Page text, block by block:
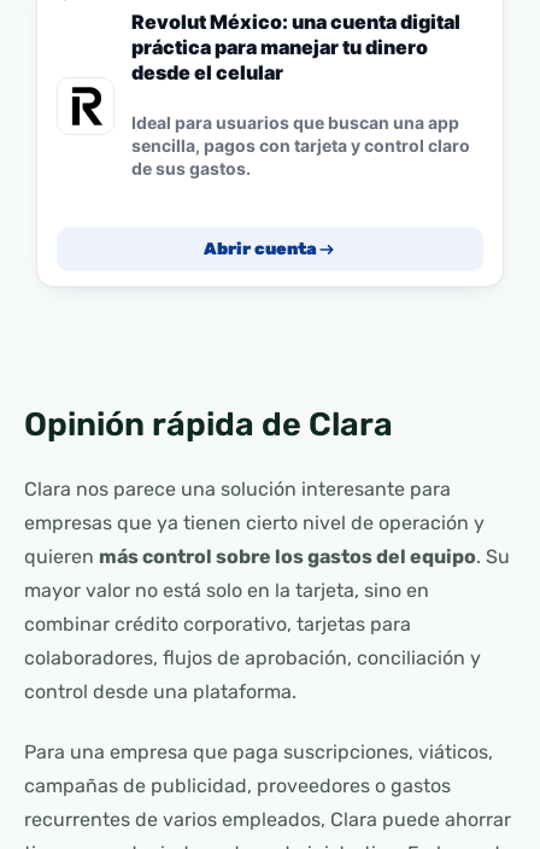
Revolut México: una cuenta digital
práctica para manejar tu dinero
desde el celular
Ideal para usuarios que buscan una app
sencilla, pagos con tarjeta y control claro
de sus gastos.
Abrir cuenta
Opinión rápida de Clara
Clara nos parece una solución interesante para
empresas que ya tienen cierto nivel de operación y
quieren más control sobre los gastos del equipo. Su
mayor valor no está solo en la tarjeta, sino en
combinar crédito corporativo, tarjetas para
colaboradores, flujos de aprobación, conciliación y
control desde una plataforma.
Para una empresa que paga suscripciones, viáticos,
campañas de publicidad, proveedores o gastos
recurrentes de varios empleados, Clara puede ahorrar